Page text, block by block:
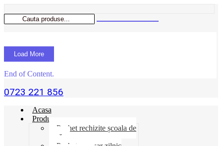
Load More
End of Content.
0723 221 856
Acasa
Produse
Pachet rechizite școala de
vară